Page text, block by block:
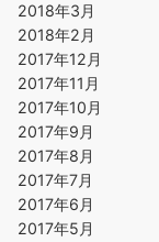
2018年3月
2018年2月
2017年12月
2017年11月
2017年10月
2017年9月
2017年8月
2017年7月
2017年6月
2017年5月